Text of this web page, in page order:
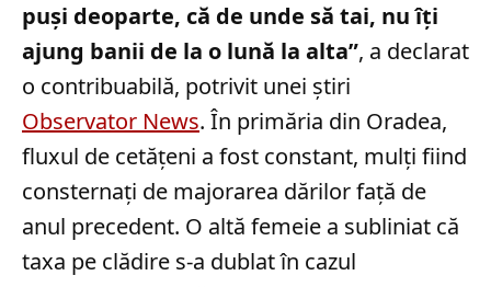
puşi deoparte, că de unde să tai, nu îţi
ajung banii de la o lună la alta”, a declarat
o contribuabilă, potrivit unei știri
Observator News. În primăria din Oradea,
fluxul de cetățeni a fost constant, mulți fiind
consternați de majorarea dărilor față de
anul precedent. O altă femeie a subliniat că
taxa pe clădire s-a dublat în cazul